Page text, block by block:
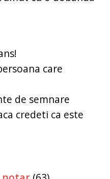
care
de semnare
credeti ca este